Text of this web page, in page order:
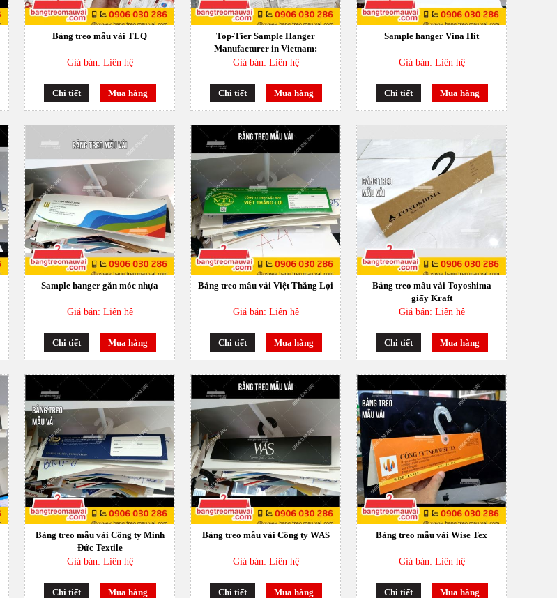
Bảng treo mẫu vải TLQ
Giá bán: Liên hệ
Chi tiết Mua hàng
Top-Tier Sample Hanger
Manufacturer in Vietnam:
Professional Solutions for the
Giá bán: Liên hệ
Chi tiết Mua hàng
Sample hanger Vina Hit
Giá bán: Liên hệ
Chi tiết Mua hàng
Sample hanger gắn móc nhựa
Giá bán: Liên hệ
Chi tiết Mua hàng
Bảng treo mẫu vải Việt Thắng Lợi
Giá bán: Liên hệ
Chi tiết Mua hàng
Bảng treo mẫu vải Toyoshima
giấy Kraft
Giá bán: Liên hệ
Chi tiết Mua hàng
Bảng treo mẫu vải Công ty Minh
Đức Textile
Giá bán: Liên hệ
Chi tiết Mua hàng
Bảng treo mẫu vải Công ty WAS
Giá bán: Liên hệ
Chi tiết Mua hàng
Bảng treo mẫu vải Wise Tex
Giá bán: Liên hệ
Chi tiết Mua hàng